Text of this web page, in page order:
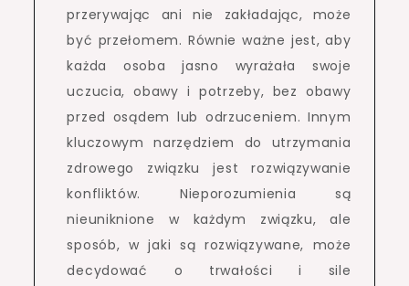
przerywając ani nie zakładając, może
być przełomem. Równie ważne jest, aby
każda osoba jasno wyrażała swoje
uczucia, obawy i potrzeby, bez obawy
przed osądem lub odrzuceniem. Innym
kluczowym narzędziem do utrzymania
zdrowego związku jest rozwiązywanie
konfliktów. Nieporozumienia są
nieuniknione w każdym związku, ale
sposób, w jaki są rozwiązywane, może
decydować o trwałości i sile